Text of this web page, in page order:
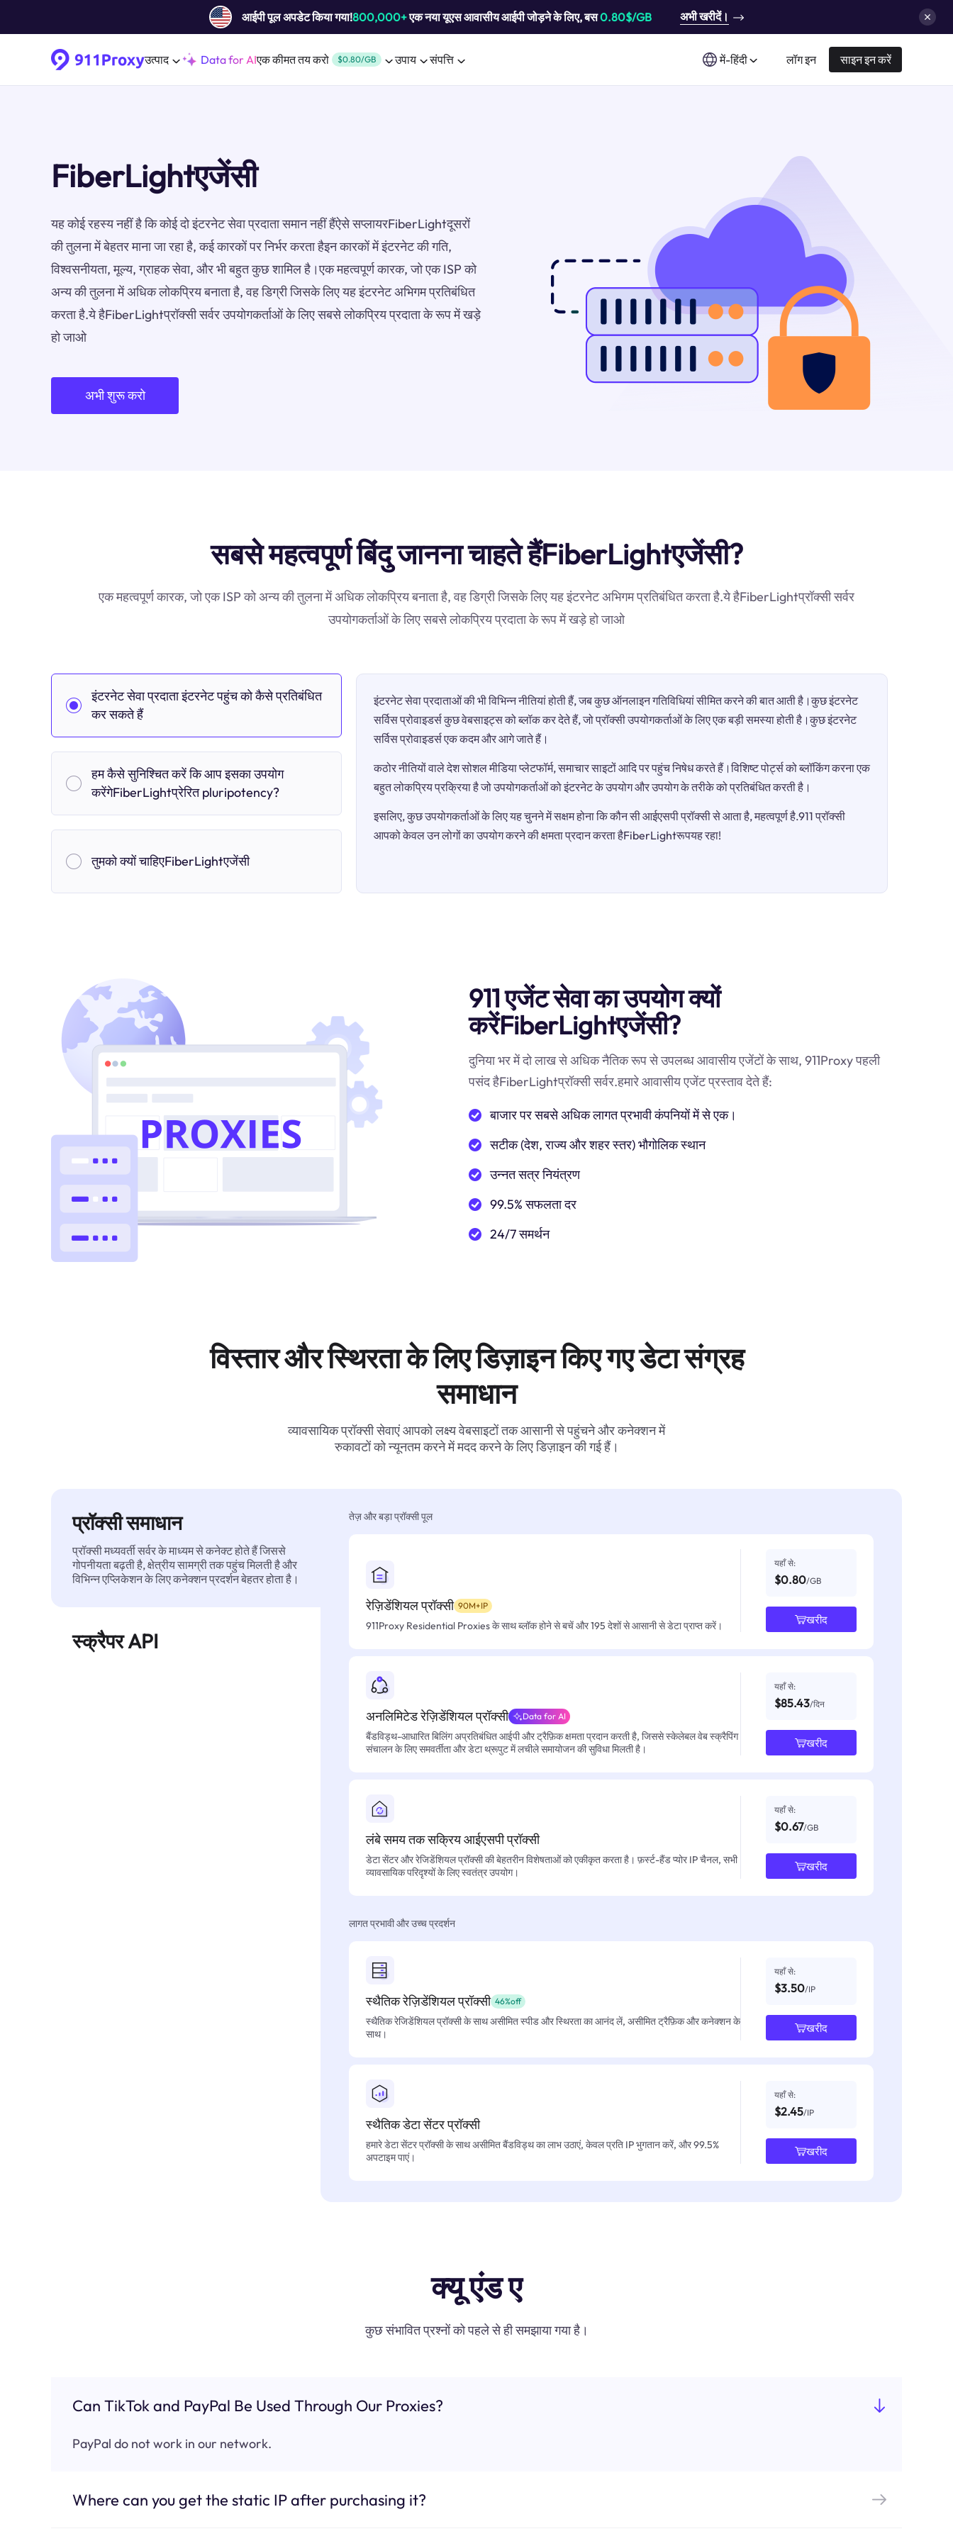
आईपी ​​पूल अपडेट किया गया!800,000+एक नया यूएस आवासीय आईपी जोड़ने के लिए, बस0.80$/GB अभी खरीदें।
उत्पाद Data for AIएक कीमत तय करो $0.80/GB उपाय संपत्ति में-हिंदी लॉग इन साइन इन करें
FiberLightएजेंसी
यह कोई रहस्य नहीं है कि कोई दो इंटरनेट सेवा प्रदाता समान नहीं हैंऐसे सप्लायरFiberLightदूसरों
की तुलना में बेहतर माना जा रहा है, कई कारकों पर निर्भर करता हैइन कारकों में इंटरनेट की गति,
विश्वसनीयता, मूल्य, ग्राहक सेवा, और भी बहुत कुछ शामिल है।एक महत्वपूर्ण कारक, जो एक ISP को
अन्य की तुलना में अधिक लोकप्रिय बनाता है, वह डिग्री जिसके लिए यह इंटरनेट अभिगम प्रतिबंधित
करता है.ये हैFiberLightप्रॉक्सी सर्वर उपयोगकर्ताओं के लिए सबसे लोकप्रिय प्रदाता के रूप में खड़े
हो जाओ
अभी शुरू करो
सबसे महत्वपूर्ण बिंदु जानना चाहते हैंFiberLightएजेंसी?
एक महत्वपूर्ण कारक, जो एक ISP को अन्य की तुलना में अधिक लोकप्रिय बनाता है, वह डिग्री जिसके लिए यह इंटरनेट अभिगम प्रतिबंधित करता है.ये हैFiberLightप्रॉक्सी सर्वर
उपयोगकर्ताओं के लिए सबसे लोकप्रिय प्रदाता के रूप में खड़े हो जाओ
इंटरनेट सेवा प्रदाता इंटरनेट पहुंच को कैसे प्रतिबंधित
कर सकते हैं
हम कैसे सुनिश्चित करें कि आप इसका उपयोग
करेंगेFiberLightप्रेरित pluripotency?
तुमको क्यों चाहिएFiberLightएजेंसी
इंटरनेट सेवा प्रदाताओं की भी विभिन्न नीतियां होती हैं, जब कुछ ऑनलाइन गतिविधियां सीमित करने की बात आती है।कुछ इंटरनेट
सर्विस प्रोवाइडर्स कुछ वेबसाइट्स को ब्लॉक कर देते हैं, जो प्रॉक्सी उपयोगकर्ताओं के लिए एक बड़ी समस्या होती है।कुछ इंटरनेट
सर्विस प्रोवाइडर्स एक कदम और आगे जाते हैं।
कठोर नीतियों वाले देश सोशल मीडिया प्लेटफॉर्म, समाचार साइटों आदि पर पहुंच निषेध करते हैं।विशिष्ट पोर्ट्स को ब्लॉकिंग करना एक
बहुत लोकप्रिय प्रक्रिया है जो उपयोगकर्ताओं को इंटरनेट के उपयोग और उपयोग के तरीके को प्रतिबंधित करती है।
इसलिए, कुछ उपयोगकर्ताओं के लिए यह चुनने में सक्षम होना कि कौन सी आईएसपी प्रॉक्सी से आता है, महत्वपूर्ण है.911 प्रॉक्सी
आपको केवल उन लोगों का उपयोग करने की क्षमता प्रदान करता हैFiberLightरूपयह रहा!
911 एजेंट सेवा का उपयोग क्यों
करेंFiberLightएजेंसी?
दुनिया भर में दो लाख से अधिक नैतिक रूप से उपलब्ध आवासीय एजेंटों के साथ, 911Proxy पहली
पसंद हैFiberLightप्रॉक्सी सर्वर.हमारे आवासीय एजेंट प्रस्ताव देते हैं:
बाजार पर सबसे अधिक लागत प्रभावी कंपनियों में से एक।
सटीक (देश, राज्य और शहर स्तर) भौगोलिक स्थान
उन्नत सत्र नियंत्रण
99.5% सफलता दर
24/7 समर्थन
विस्तार और स्थिरता के लिए डिज़ाइन किए गए डेटा संग्रह
समाधान
व्यावसायिक प्रॉक्सी सेवाएं आपको लक्ष्य वेबसाइटों तक आसानी से पहुंचने और कनेक्शन में
रुकावटों को न्यूनतम करने में मदद करने के लिए डिज़ाइन की गई हैं।
प्रॉक्सी समाधान
प्रॉक्सी मध्यवर्ती सर्वर के माध्यम से कनेक्ट होते हैं जिससे
गोपनीयता बढ़ती है, क्षेत्रीय सामग्री तक पहुंच मिलती है और
विभिन्न एप्लिकेशन के लिए कनेक्शन प्रदर्शन बेहतर होता है।
स्क्रैपर API
तेज़ और बड़ा प्रॉक्सी पूल
रेज़िडेंशियल प्रॉक्सी 90M+IP
911Proxy Residential Proxies के साथ ब्लॉक होने से बचें और 195 देशों से आसानी से डेटा प्राप्त करें।
यहाँ से:
$0.80/GB
खरीद
अनलिमिटेड रेज़िडेंशियल प्रॉक्सी Data for AI
बैंडविड्थ-आधारित बिलिंग अप्रतिबंधित आईपी और ट्रैफ़िक क्षमता प्रदान करती है, जिससे स्केलेबल वेब स्क्रैपिंग
संचालन के लिए समवर्तीता और डेटा थ्रूपुट में लचीले समायोजन की सुविधा मिलती है।
यहाँ से:
$85.43/दिन
खरीद
लंबे समय तक सक्रिय आईएसपी प्रॉक्सी
डेटा सेंटर और रेजिडेंशियल प्रॉक्सी की बेहतरीन विशेषताओं को एकीकृत करता है। फ़र्स्ट-हैंड प्योर IP चैनल, सभी
व्यावसायिक परिदृश्यों के लिए स्वतंत्र उपयोग।
यहाँ से:
$0.67/GB
खरीद
लागत प्रभावी और उच्च प्रदर्शन
स्थैतिक रेज़िडेंशियल प्रॉक्सी 46%off
स्थैतिक रेजिडेंशियल प्रॉक्सी के साथ असीमित स्पीड और स्थिरता का आनंद लें, असीमित ट्रैफ़िक और कनेक्शन के
साथ।
यहाँ से:
$3.50/IP
खरीद
स्थैतिक डेटा सेंटर प्रॉक्सी
हमारे डेटा सेंटर प्रॉक्सी के साथ असीमित बैंडविड्थ का लाभ उठाएं, केवल प्रति IP भुगतान करें, और 99.5%
अपटाइम पाएं।
यहाँ से:
$2.45/IP
खरीद
क्यू एंड ए
कुछ संभावित प्रश्नों को पहले से ही समझाया गया है।
Can TikTok and PayPal Be Used Through Our Proxies?
PayPal do not work in our network.
Where can you get the static IP after purchasing it?